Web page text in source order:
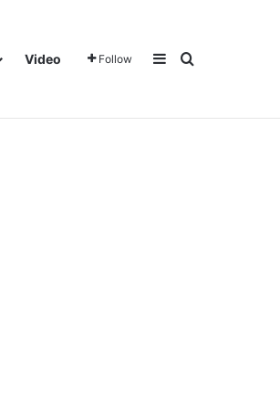
Video Follow Sidebar
Traži